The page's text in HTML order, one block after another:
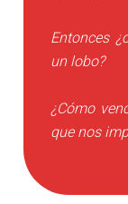
Entonces
un lobo?
¿Cómo
que nos